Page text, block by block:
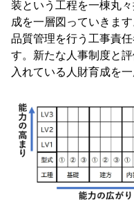
装という工程を一棟丸
成を一層図っていきま
品質管理を行う工事責
す。新たな人事制度と
入れている人財育成を